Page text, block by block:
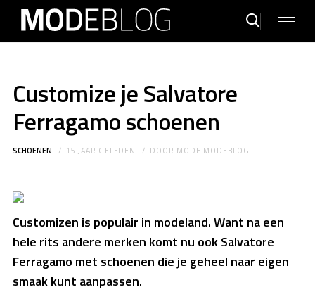
Customize je Salvatore
Ferragamo schoenen
SCHOENEN 15 JAAR GELEDEN DOOR MODE MODEBLOG
Customizen is populair in modeland. Want na een
hele rits andere merken komt nu ook Salvatore
Ferragamo met schoenen die je geheel naar eigen
smaak kunt aanpassen.